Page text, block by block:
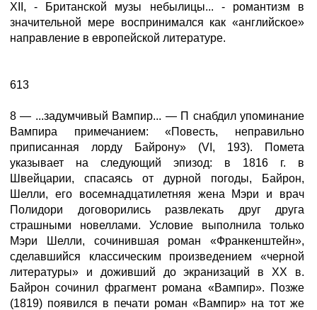
XII, - Британской музы небылицы... - романтизм в
значительной мере воспринимался как «английское»
направление в европейской литературе.
613
8 — ...задумчивый Вампир... — П снабдил упоминание
Вампира примечанием: «Повесть, неправильно
приписанная лорду Байрону» (VI, 193). Помета
указывает на следующий эпизод: в 1816 г. в
Швейцарии, спасаясь от дурной погоды, Байрон,
Шелли, его восемнадцатилетняя жена Мэри и врач
Полидори договорились развлекать друг друга
страшными новеллами. Условие выполнила только
Мэри Шелли, сочинившая роман «Франкенштейн»,
сделавшийся классическим произведением «черной
литературы» и доживший до экранизаций в XX в.
Байрон сочинил фрагмент романа «Вампир». Позже
(1819) появился в печати роман «Вампир» на тот же